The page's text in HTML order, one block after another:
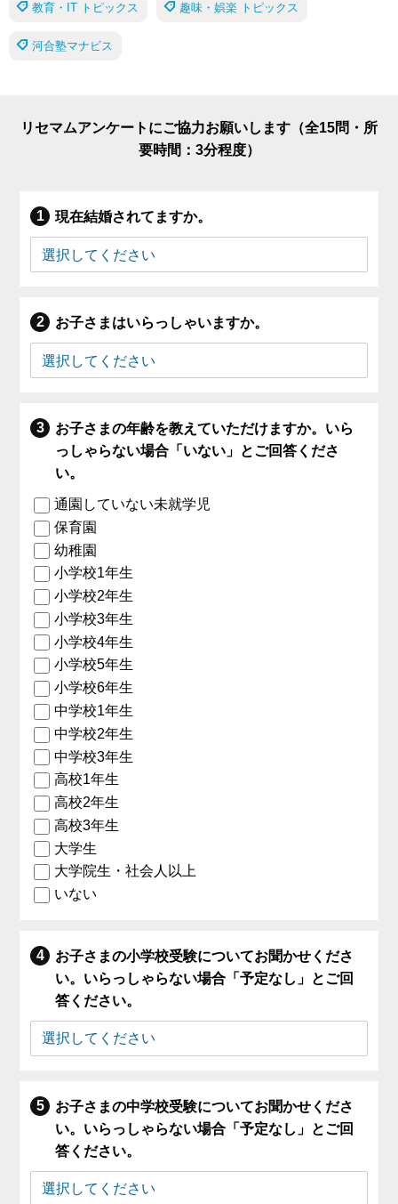
教育・IT トピックス 趣味・娯楽 トピックス
河合塾マナビス
リセマムアンケートにご協力お願いします（全15問・所
要時間：3分程度）
現在結婚されてますか。
お子さまはいらっしゃいますか。
お子さまの年齢を教えていただけますか。いら
っしゃらない場合「いない」とご回答くださ
い。
通園していない未就学児
保育園
幼稚園
小学校1年生
小学校2年生
小学校3年生
小学校4年生
小学校5年生
小学校6年生
中学校1年生
中学校2年生
中学校3年生
高校1年生
高校2年生
高校3年生
大学生
大学院生・社会人以上
いない
お子さまの小学校受験についてお聞かせくださ
い。いらっしゃらない場合「予定なし」とご回
答ください。
お子さまの中学校受験についてお聞かせくださ
い。いらっしゃらない場合「予定なし」とご回
答ください。